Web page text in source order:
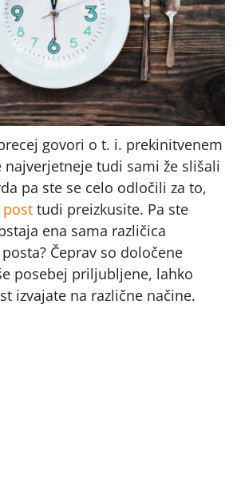
govori o t. i. prekinitvenem
najverjetneje tudi sami že slišali
pa ste se celo odločili za to,
tudi preizkusite. Pa ste
ena sama različica
Čeprav so določene
posebej priljubljene, lahko
izvajate na različne načine.